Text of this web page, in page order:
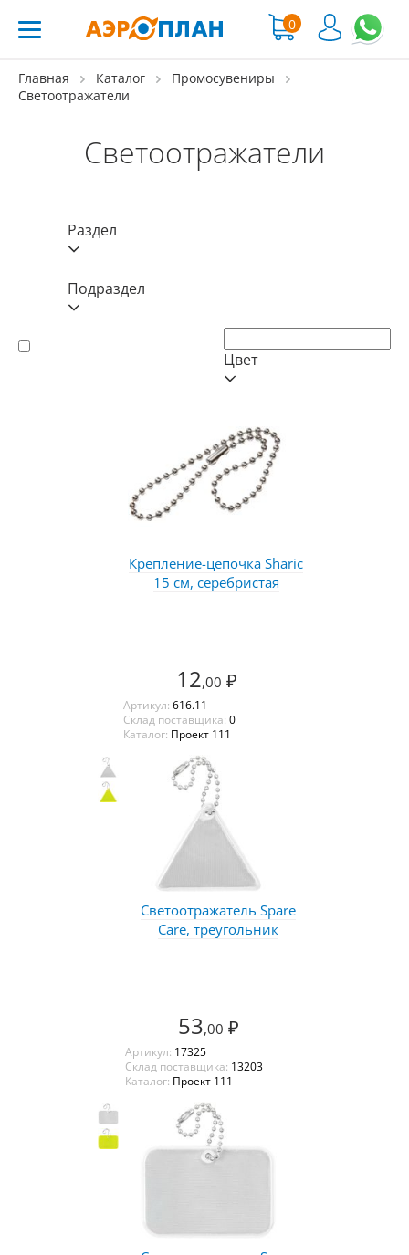
0
Главная Каталог
Промосувениры
Светоотражатели
Светоотражатели
Раздел
Подраздел
Цвет
Крепление-цепочка Sharic
15 см, серебристая
12,00 ₽
Артикул: 616.11
Склад поставщика: 0
Каталог: Проект 111
Светоотражатель Spare
Care, треугольник
53,00 ₽
Артикул: 17325
Склад поставщика: 13203
Каталог: Проект 111